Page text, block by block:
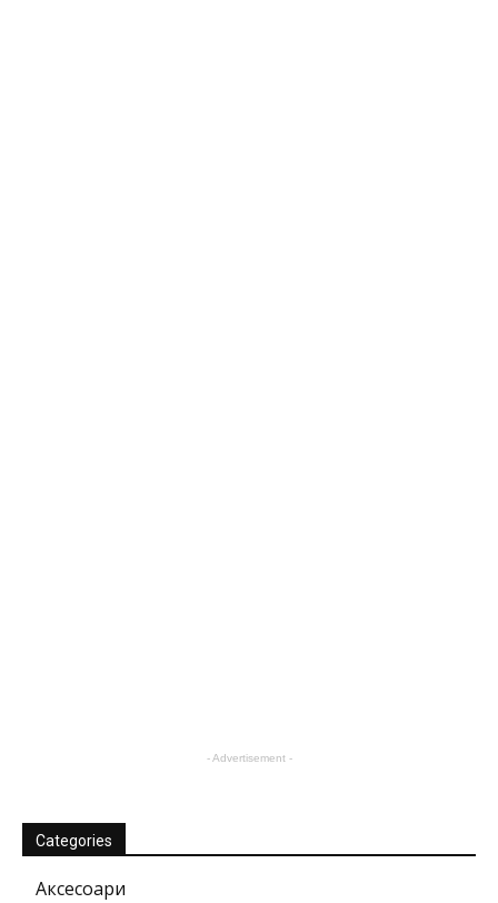
- Advertisement -
Categories
Аксесоари